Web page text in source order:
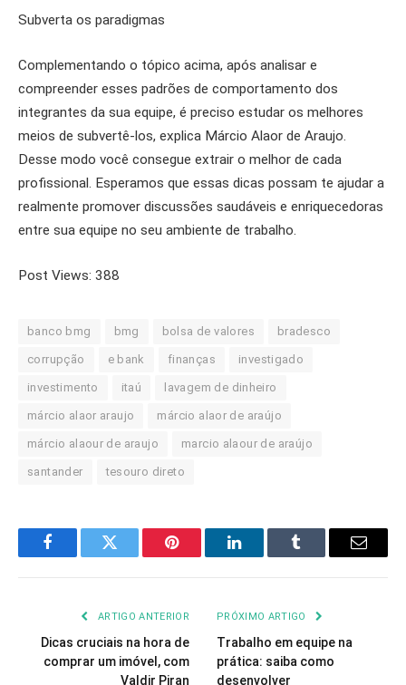
Subverta os paradigmas
Complementando o tópico acima, após analisar e
compreender esses padrões de comportamento dos
integrantes da sua equipe, é preciso estudar os melhores
meios de subvertê-los, explica Márcio Alaor de Araujo.
Desse modo você consegue extrair o melhor de cada
profissional. Esperamos que essas dicas possam te ajudar a
realmente promover discussões saudáveis e enriquecedoras
entre sua equipe no seu ambiente de trabalho.
Post Views: 388
banco bmg bmg bolsa de valores bradesco
corrupção e bank finanças investigado
investimento itaú lavagem de dinheiro
márcio alaor araujo márcio alaor de araújo
márcio alaour de araujo marcio alaour de araújo
santander tesouro direto
FacebookTwitter Pinterest LinkedInTumblr Email
ARTIGO ANTERIOR
Dicas cruciais na hora de
comprar um imóvel, com
Valdir Piran
PRÓXIMO ARTIGO
Trabalho em equipe na
prática: saiba como
desenvolver